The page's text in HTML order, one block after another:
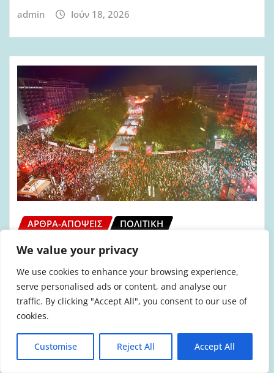
We value your privacy
We use cookies to enhance your browsing experience,
serve personalised ads or content, and analyse our
traffic. By clicking "Accept All", you consent to our use of
cookies.
Customise Reject All Accept All
admin Ιούν 18, 2026
ΆΡΘΡΑ-ΑΠΌΨΕΙΣ ΠΟΛΙΤΙΚΉ
Με όπλο την Απόφαση της ΚΕ
αξιοποιούμε όλες τις δυνατότητες,
σαρώνουμε όλα τα εμπόδια, ρίχνουμε
όλες μας τις δυνάμεις στη μάχη της
ισχυροποίησης του ΚΚΕ